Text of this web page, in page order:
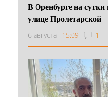
В Оренбурге на сутки
улице Пролетарской
6 августа 15:09 1